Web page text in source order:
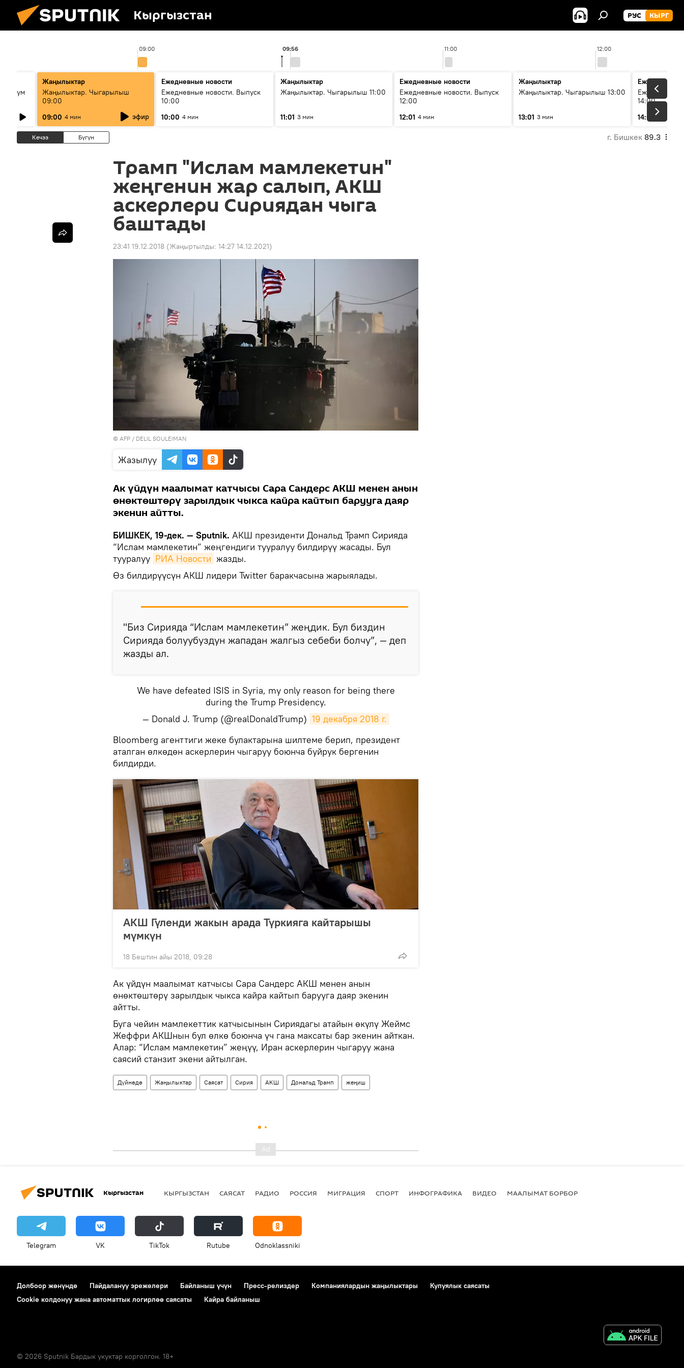
Кыргызстан РУС КЫРГ
09:00 11:00 12:00
09:56
бум
Жаңылыктар
Жаңылыктар. Чыгарылыш
09:00
09:00 4 мин эфир
Ежедневные новости
Ежедневные новости. Выпуск
10:00
10:00 4 мин
Жаңылыктар
Жаңылыктар. Чыгарылыш 11:00
11:01 3 мин
Ежедневные новости
Ежедневные новости. Выпуск
12:00
12:01 4 мин
Жаңылыктар
Жаңылыктар. Чыгарылыш 13:00
13:01 3 мин
Ежедневные
Ежедневные
14:00
14:01
3 мин
Кечээ Бүгүн г. Бишкек 89.3
Трамп "Ислам мамлекетин"
жеңгенин жар салып, АКШ
аскерлери Сириядан чыга
баштады
23:41 19.12.2018 (Жаңыртылды: 14:27 14.12.2021)
© AFP / DELIL SOULEIMAN
Жазылуу
Ак үйдүн маалымат катчысы Сара Сандерс АКШ менен анын
өнөктөштөрү зарылдык чыкса кайра кайтып барууга даяр
экенин айтты.
БИШКЕК, 19-дек. — Sputnik. АКШ президенти Дональд Трамп Сирияда
“Ислам мамлекетин” жеңгендиги тууралуу билдирүү жасады. Бул
тууралуу РИА Новости жазды.
Өз билдирүүсүн АКШ лидери Twitter баракчасына жарыялады.
"Биз Сирияда “Ислам мамлекетин” жеңдик. Бул биздин
Сирияда болуубуздун жападан жалгыз себеби болчу”, — деп
жазды ал.
We have defeated ISIS in Syria, my only reason for being there
during the Trump Presidency.
— Donald J. Trump (@realDonaldTrump) 19 декабря 2018 г.
​Bloomberg агенттиги жеке булактарына шилтеме берип, президент
аталган өлкөдөн аскерлерин чыгаруу боюнча буйрук бергенин
билдирди.
АКШ Гүленди жакын арада Түркияга кайтарышы
мүмкүн
18 Бештин айы 2018, 09:28
Ак үйдүн маалымат катчысы Сара Сандерс АКШ менен анын
өнөктөштөрү зарылдык чыкса кайра кайтып барууга даяр экенин
айтты.
Буга чейин мамлекеттик катчысынын Сириядагы атайын өкүлү Жеймс
Жеффри АКШнын бул өлкө боюнча үч гана максаты бар экенин айткан.
Алар: “Ислам мамлекетин” жеңүү, Иран аскерлерин чыгаруу жана
саясий станзит экени айтылган.
Дүйнөдө Жаңылыктар Саясат Сирия АКШ Дональд Трамп жеңиш
Кыргызстан КЫРГЫЗСТАН САЯСАТ РАДИО РОССИЯ МИГРАЦИЯ СПОРТ ИНФОГРАФИКА ВИДЕО МААЛЫМАТ БОРБОР
Telegram VK ТikТоk Rutube Odnoklassniki
Долбоор жөнүндө Пайдалануу эрежелери Байланыш үчүн Пресс-релиздер Компаниялардын жаңылыктары
Купуялык саясаты
Cookie колдонуу жана автоматтык логирлөө саясаты
Кайра байланыш
© 2026 Sputnik Бардык укуктар корголгон. 18+